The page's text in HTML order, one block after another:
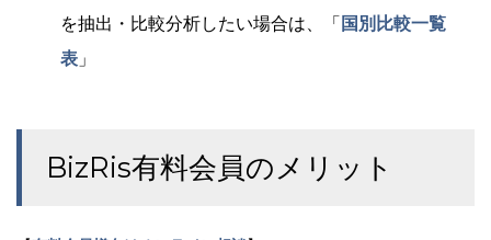
を抽出・比較分析したい場合は、「 国別比較一覧
表 」
BizRis有料会員のメリット